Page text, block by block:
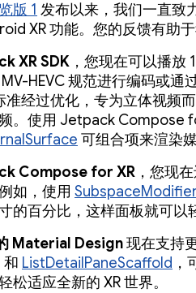
版 1 发布以来，我们一直致
XR 功能。您的反馈有助
XR SDK ，您现在可以播放
HEVC 规范进行编码或通
准经过优化，专为立体视频
。使用 Jetpack Compose
可组合项来渲染
Compose for XR ，您现
如，使用
的百分比，这样面板就可以
Material Design现在支持
和 ListDetailPaneScaffold
松适应全新的 XR 世界。